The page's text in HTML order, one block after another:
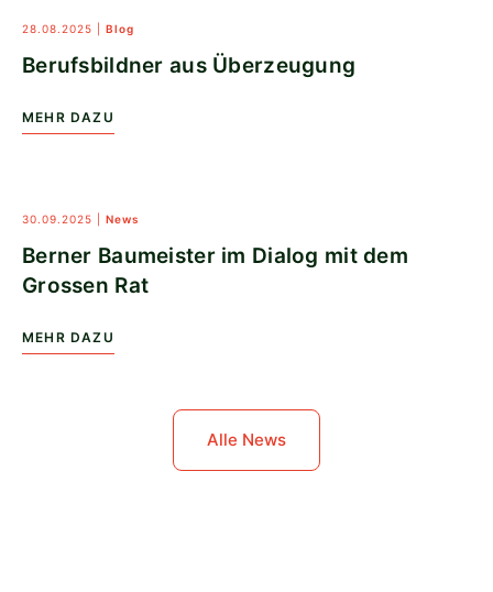
28.08.2025 Blog
Berufsbildner aus Überzeugung
MEHR DAZU
30.09.2025 News
Berner Baumeister im Dialog mit dem
Grossen Rat
MEHR DAZU
Alle News